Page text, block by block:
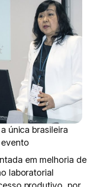
única brasileira
em melhoria de
laboratorial